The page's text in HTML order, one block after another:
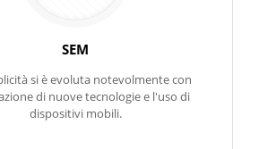
SEM
si è evoluta notevolmente con
di nuove tecnologie e l'uso di
dispositivi mobili.